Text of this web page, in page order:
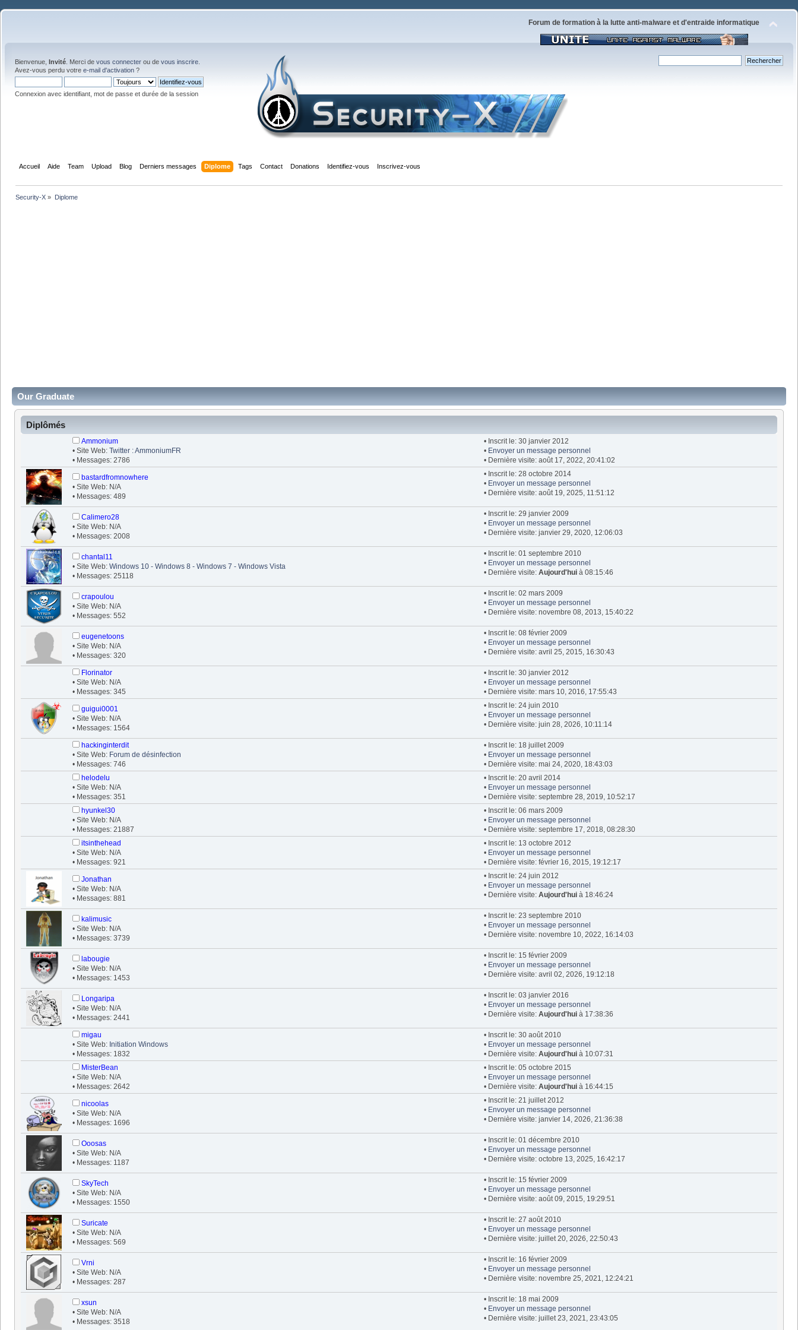
Forum de formation à la lutte anti-malware et d'entraide informatique
Bienvenue, Invité . Merci de vous connecter ou de vous inscrire
Avez-vous perdu votre e-mail d'activation ?
Connexion avec identifiant, mot de passe et durée de la session
Accueil Aide Team Upload Blog Derniers messages Diplome Tags Contact Donations Identifiez-vous Inscrivez-vous
Security-X » Diplome
Our Graduate
Diplômés
Ammonium
• Site Web: Twitter : AmmoniumFR
• Messages: 2786
• Inscrit le: 30 janvier 2012
• Envoyer un message personnel
• Dernière visite: août 17, 2022, 20:41:02
bastardfromnowhere
• Site Web: N/A
• Messages: 489
• Inscrit le: 28 octobre 2014
• Envoyer un message personnel
• Dernière visite: août 19, 2025, 11:51:12
Calimero28
• Site Web: N/A
• Messages: 2008
• Inscrit le: 29 janvier 2009
• Envoyer un message personnel
• Dernière visite: janvier 29, 2020, 12:06:03
chantal11
• Site Web: Windows 10 - Windows 8 - Windows 7 - Windows Vista
• Messages: 25118
• Inscrit le: 01 septembre 2010
• Envoyer un message personnel
• Dernière visite: Aujourd'huià 08:15:46
crapoulou
• Site Web: N/A
• Messages: 552
• Inscrit le: 02 mars 2009
• Envoyer un message personnel
• Dernière visite: novembre 08, 2013, 15:40:22
eugenetoons
• Site Web: N/A
• Messages: 320
• Inscrit le: 08 février 2009
• Envoyer un message personnel
• Dernière visite: avril 25, 2015, 16:30:43
Florinator
• Site Web: N/A
• Messages: 345
• Inscrit le: 30 janvier 2012
• Envoyer un message personnel
• Dernière visite: mars 10, 2016, 17:55:43
guigui0001
• Site Web: N/A
• Messages: 1564
• Inscrit le: 24 juin 2010
• Envoyer un message personnel
• Dernière visite: juin 28, 2026, 10:11:14
hackinginterdit
• Site Web: Forum de désinfection
• Messages: 746
• Inscrit le: 18 juillet 2009
• Envoyer un message personnel
• Dernière visite: mai 24, 2020, 18:43:03
helodelu
• Site Web: N/A
• Messages: 351
• Inscrit le: 20 avril 2014
• Envoyer un message personnel
• Dernière visite: septembre 28, 2019, 10:52:17
hyunkel30
• Site Web: N/A
• Messages: 21887
• Inscrit le: 06 mars 2009
• Envoyer un message personnel
• Dernière visite: septembre 17, 2018, 08:28:30
itsinthehead
• Site Web: N/A
• Messages: 921
• Inscrit le: 13 octobre 2012
• Envoyer un message personnel
• Dernière visite: février 16, 2015, 19:12:17
Jonathan
• Site Web: N/A
• Messages: 881
• Inscrit le: 24 juin 2012
• Envoyer un message personnel
• Dernière visite: Aujourd'huià 18:46:24
kalimusic
• Site Web: N/A
• Messages: 3739
• Inscrit le: 23 septembre 2010
• Envoyer un message personnel
• Dernière visite: novembre 10, 2022, 16:14:03
labougie
• Site Web: N/A
• Messages: 1453
• Inscrit le: 15 février 2009
• Envoyer un message personnel
• Dernière visite: avril 02, 2026, 19:12:18
Longaripa
• Site Web: N/A
• Messages: 2441
• Inscrit le: 03 janvier 2016
• Envoyer un message personnel
• Dernière visite: Aujourd'huià 17:38:36
migau
• Site Web: Initiation Windows
• Messages: 1832
• Inscrit le: 30 août 2010
• Envoyer un message personnel
• Dernière visite: Aujourd'huià 10:07:31
MisterBean
• Site Web: N/A
• Messages: 2642
• Inscrit le: 05 octobre 2015
• Envoyer un message personnel
• Dernière visite: Aujourd'huià 16:44:15
nicoolas
• Site Web: N/A
• Messages: 1696
• Inscrit le: 21 juillet 2012
• Envoyer un message personnel
• Dernière visite: janvier 14, 2026, 21:36:38
Ooosas
• Site Web: N/A
• Messages: 1187
• Inscrit le: 01 décembre 2010
• Envoyer un message personnel
• Dernière visite: octobre 13, 2025, 16:42:17
SkyTech
• Site Web: N/A
• Messages: 1550
• Inscrit le: 15 février 2009
• Envoyer un message personnel
• Dernière visite: août 09, 2015, 19:29:51
Suricate
• Site Web: N/A
• Messages: 569
• Inscrit le: 27 août 2010
• Envoyer un message personnel
• Dernière visite: juillet 20, 2026, 22:50:43
Vrni
• Site Web: N/A
• Messages: 287
• Inscrit le: 16 février 2009
• Envoyer un message personnel
• Dernière visite: novembre 25, 2021, 12:24:21
xsun
• Site Web: N/A
• Messages: 3518
• Inscrit le: 18 mai 2009
• Envoyer un message personnel
• Dernière visite: juillet 23, 2021, 23:43:05